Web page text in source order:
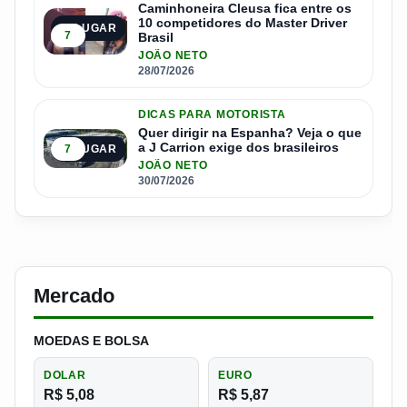
4º LUGAR
7
Caminhoneira Cleusa fica entre os
10 competidores do Master Driver
Brasil
JOÃO NETO
28/07/2026
5º LUGAR
7
DICAS PARA MOTORISTA
Quer dirigir na Espanha? Veja o que
a J Carrion exige dos brasileiros
JOÃO NETO
30/07/2026
Mercado
MOEDAS E BOLSA
DOLAR
R$ 5,08
EURO
R$ 5,87